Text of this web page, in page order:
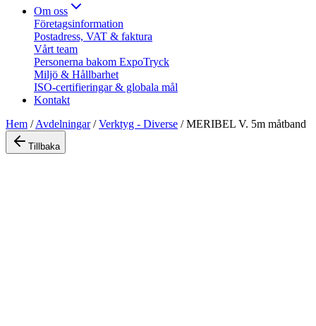
Om oss
Företagsinformation
Postadress, VAT & faktura
Vårt team
Personerna bakom ExpoTryck
Miljö & Hållbarhet
ISO-certifieringar & globala mål
Kontakt
Hem /Avdelningar/Verktyg - Diverse /MERIBEL V. 5m måtband
Tillbaka